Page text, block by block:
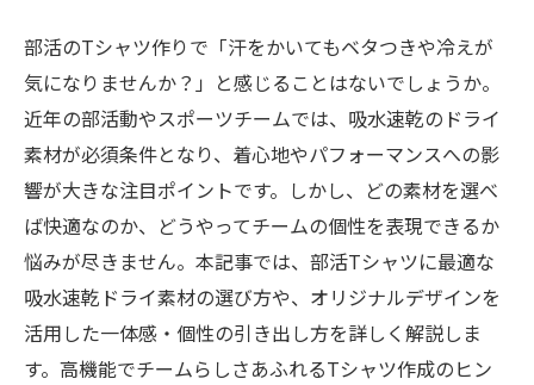
部活のTシャツ作りで「汗をかいてもベタつきや冷えが
気になりませんか？」と感じることはないでしょうか。
近年の部活動やスポーツチームでは、吸水速乾のドライ
素材が必須条件となり、着心地やパフォーマンスへの影
響が大きな注目ポイントです。しかし、どの素材を選べ
ば快適なのか、どうやってチームの個性を表現できるか
悩みが尽きません。本記事では、部活Tシャツに最適な
吸水速乾ドライ素材の選び方や、オリジナルデザインを
活用した一体感・個性の引き出し方を詳しく解説しま
す。高機能でチームらしさあふれるTシャツ作成のヒン